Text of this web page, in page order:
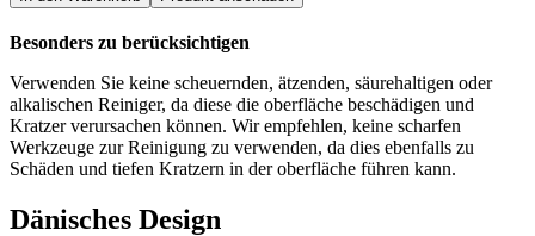
Besonders zu berücksichtigen
Verwenden Sie keine scheuernden, ätzenden, säurehaltigen oder
alkalischen Reiniger, da diese die oberfläche beschädigen und
Kratzer verursachen können. Wir empfehlen, keine scharfen
Werkzeuge zur Reinigung zu verwenden, da dies ebenfalls zu
Schäden und tiefen Kratzern in der oberfläche führen kann.
Dänisches Design